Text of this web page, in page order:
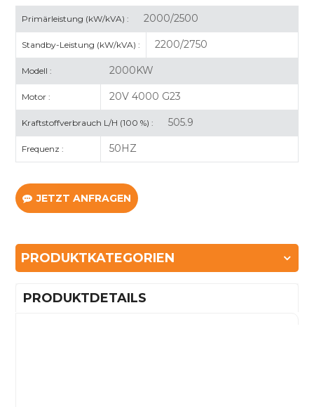
Primärleistung (kW/kVA) : 2000/2500
Standby-Leistung (kW/kVA) : 2200/2750
Modell : 2000KW
Motor : 20V 4000 G23
Kraftstoffverbrauch L/H (100 %) : 505.9
Frequenz : 50HZ
JETZT ANFRAGEN
PRODUKTKATEGORIEN
PRODUKTDETAILS